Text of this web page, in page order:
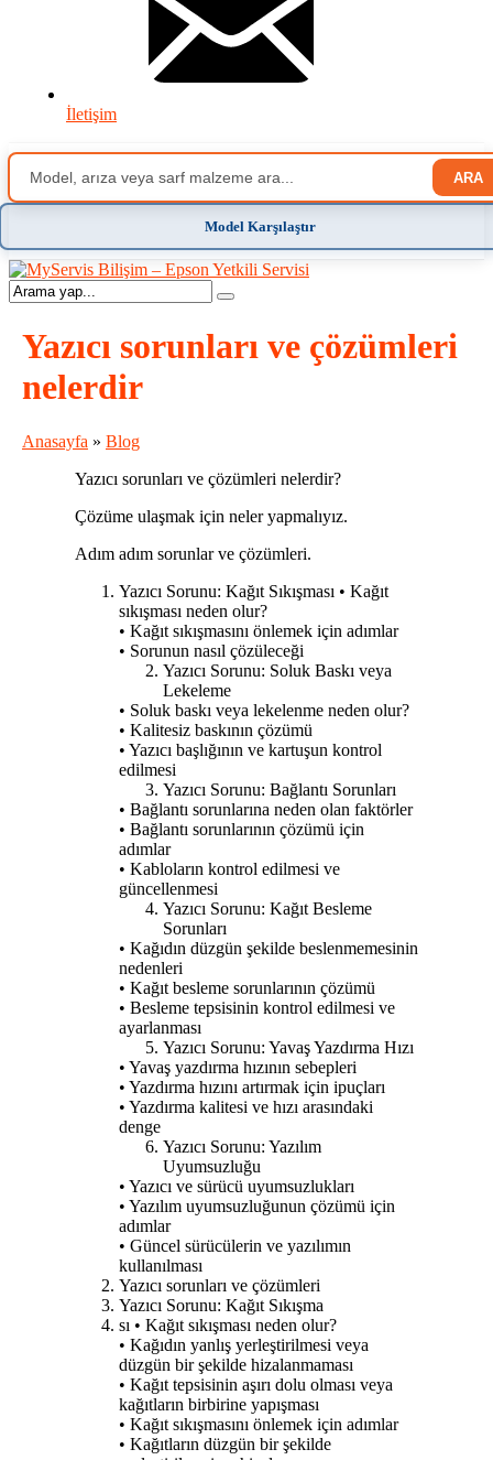
İletişim
ARA
Model Karşılaştır
Yazıcı sorunları ve çözümleri
nelerdir
Anasayfa » Blog
Yazıcı sorunları ve çözümleri nelerdir?
Çözüme ulaşmak için neler yapmalıyız.
Adım adım sorunlar ve çözümleri.
Yazıcı Sorunu: Kağıt Sıkışması • Kağıt
sıkışması neden olur?
• Kağıt sıkışmasını önlemek için adımlar
• Sorunun nasıl çözüleceği
Yazıcı Sorunu: Soluk Baskı veya
Lekeleme
• Soluk baskı veya lekelenme neden olur?
• Kalitesiz baskının çözümü
• Yazıcı başlığının ve kartuşun kontrol
edilmesi
Yazıcı Sorunu: Bağlantı Sorunları
• Bağlantı sorunlarına neden olan faktörler
• Bağlantı sorunlarının çözümü için
adımlar
• Kabloların kontrol edilmesi ve
güncellenmesi
Yazıcı Sorunu: Kağıt Besleme
Sorunları
• Kağıdın düzgün şekilde beslenmemesinin
nedenleri
• Kağıt besleme sorunlarının çözümü
• Besleme tepsisinin kontrol edilmesi ve
ayarlanması
Yazıcı Sorunu: Yavaş Yazdırma Hızı
• Yavaş yazdırma hızının sebepleri
• Yazdırma hızını artırmak için ipuçları
• Yazdırma kalitesi ve hızı arasındaki
denge
Yazıcı Sorunu: Yazılım
Uyumsuzluğu
• Yazıcı ve sürücü uyumsuzlukları
• Yazılım uyumsuzluğunun çözümü için
adımlar
• Güncel sürücülerin ve yazılımın
kullanılması
Yazıcı sorunları ve çözümleri
Yazıcı Sorunu: Kağıt Sıkışma
sı • Kağıt sıkışması neden olur?
• Kağıdın yanlış yerleştirilmesi veya
düzgün bir şekilde hizalanmaması
• Kağıt tepsisinin aşırı dolu olması veya
kağıtların birbirine yapışması
• Kağıt sıkışmasını önlemek için adımlar
• Kağıtların düzgün bir şekilde